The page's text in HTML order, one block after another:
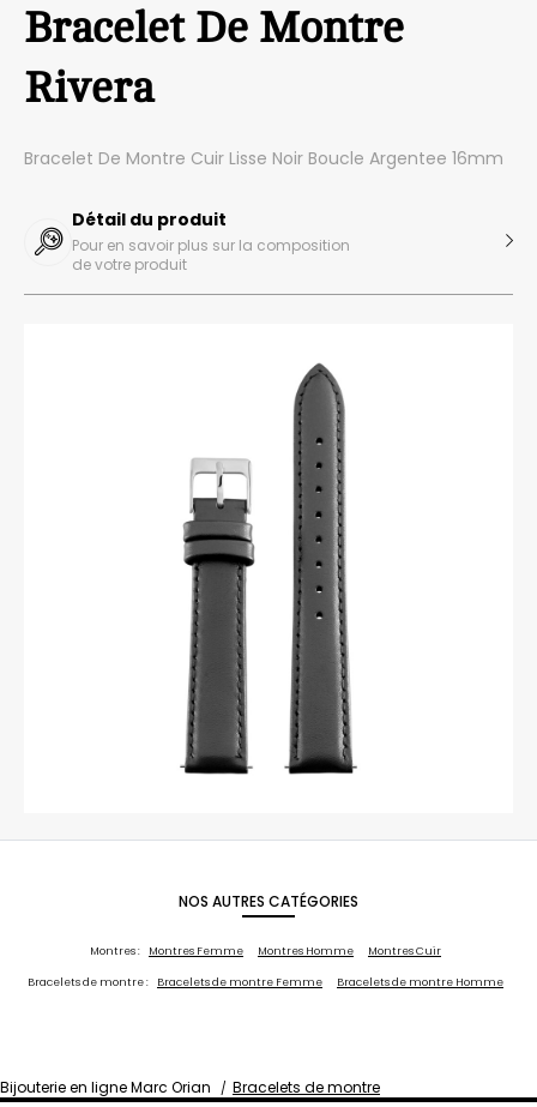
Bracelet De Montre
Rivera
Bracelet De Montre Cuir Lisse Noir Boucle Argentee 16mm
Détail du produit
Pour en savoir plus sur la composition
de votre produit
NOS AUTRES CATÉGORIES
Montres : Montres Femme Montres Homme Montres Cuir
Bracelets de montre : Bracelets de montre Femme Bracelets de montre Homme
Bijouterie en ligne Marc Orian Bracelets de montre